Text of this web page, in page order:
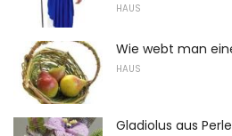
HAUS
Wie webt man
HAUS
Gladiolus aus